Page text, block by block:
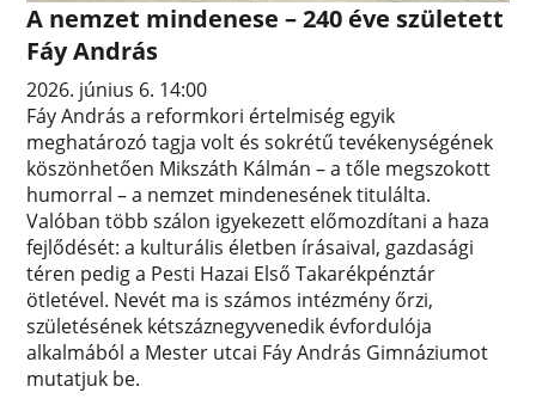
A nemzet mindenese – 240 éve született
Fáy András
2026. június 6. 14:00
Fáy András a reformkori értelmiség egyik
meghatározó tagja volt és sokrétű tevékenységének
köszönhetően Mikszáth Kálmán – a tőle megszokott
humorral – a nemzet mindenesének titulálta.
Valóban több szálon igyekezett előmozdítani a haza
fejlődését: a kulturális életben írásaival, gazdasági
téren pedig a Pesti Hazai Első Takarékpénztár
ötletével. Nevét ma is számos intézmény őrzi,
születésének kétszáznegyvenedik évfordulója
alkalmából a Mester utcai Fáy András Gimnáziumot
mutatjuk be.